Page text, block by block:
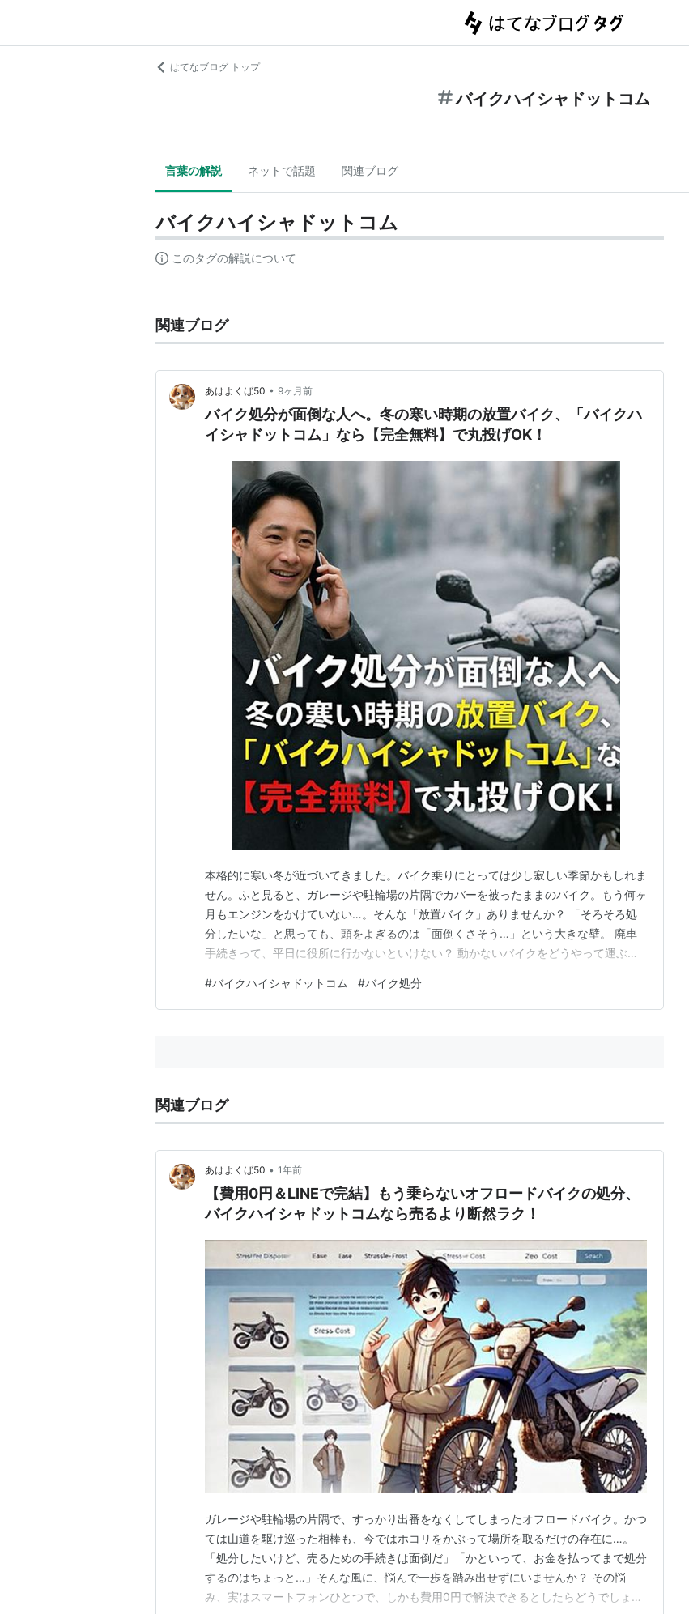
はてなブログ トップ
バイクハイシャドットコム
言葉の解説 ネットで話題 関連ブログ
バイクハイシャドットコム
このタグの解説について
関連ブログ
あはよくば50 • 9ヶ月前
バイク処分が面倒な人へ。冬の寒い時期の放置バイク、「バイクハ
イシャドットコム」なら【完全無料】で丸投げOK！
本格的に寒い冬が近づいてきました。バイク乗りにとっては少し寂しい季節かもしれま
せん。ふと見ると、ガレージや駐輪場の片隅でカバーを被ったままのバイク。もう何ヶ
月もエンジンをかけていない…。そんな「放置バイク」ありませんか？ 「そろそろ処
分したいな」と思っても、頭をよぎるのは「面倒くさそう…」という大きな壁。 廃車
手続きって、平日に役所に行かないといけない？ 動かないバイクをどうやって運ぶ
た来年に持ち越してしまう。そんな悪循環に陥っているケースは少なくありません。
しかし、その「面倒」も「費用」も、すべて「0円」で解決…
#バイクハイシャドットコム #バイク処分
関連ブログ
あはよくば50 • 1年前
【費用0円＆LINEで完結】もう乗らないオフロードバイクの処分、
バイクハイシャドットコムなら売るより断然ラク！
ガレージや駐輪場の片隅で、すっかり出番をなくしてしまったオフロードバイク。かつ
ては山道を駆け巡った相棒も、今ではホコリをかぶって場所を取るだけの存在に…。
「処分したいけど、売るための手続きは面倒だ」「かといって、お金を払ってまで処分
するのはちょっと…」そんな風に、悩んで一歩を踏み出せずにいませんか？ その悩
み、実はスマートフォンひとつで、しかも費用0円で解決できるとしたらどうでしょ